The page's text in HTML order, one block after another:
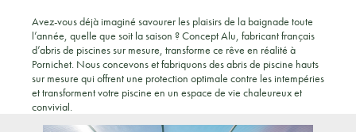
Avez-vous déjà imaginé savourer les plaisirs de la baignade toute
l’année, quelle que soit la saison ? Concept Alu, fabricant français
d’abris de piscines sur mesure, transforme ce rêve en réalité à
Pornichet. Nous concevons et fabriquons des abris de piscine hauts
sur mesure qui offrent une protection optimale contre les intempéries
et transforment votre piscine en un espace de vie chaleureux et
convivial.